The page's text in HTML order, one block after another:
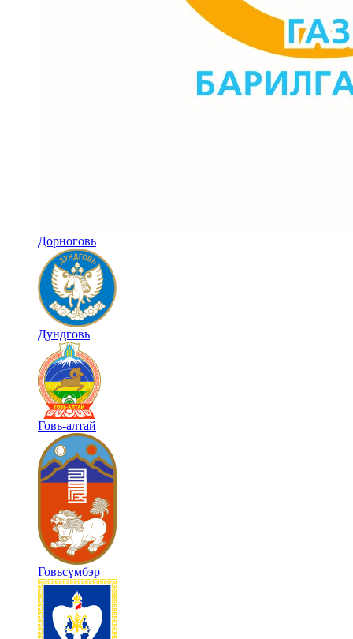
Дорноговь
Дундговь
Говь-алтай
Говьсүмбэр